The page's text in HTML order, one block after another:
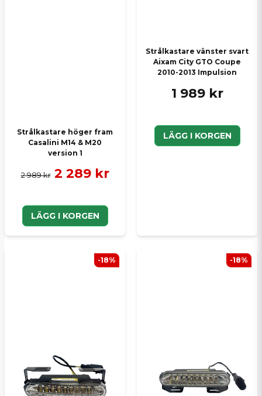
Strålkastare höger fram
Casalini M14 & M20
version 1
2 989 kr 2 289 kr
LÄGG I KORGEN
Strålkastare vänster svart
Aixam City GTO Coupe
2010-2013 Impulsion
1 989 kr
LÄGG I KORGEN
-18% -18%